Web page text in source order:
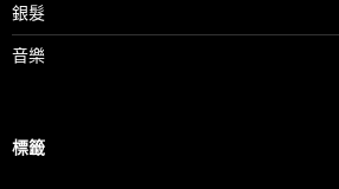
銀髮
音樂
標籤